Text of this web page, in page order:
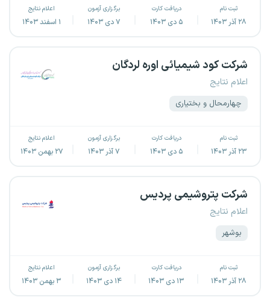
ثبت نام
۲۸ آذر ۱۴۰۳
دریافت کارت
۵ دی ۱۴۰۳
برگزاری آزمون
۷ دی ۱۴۰۳
اعلام نتایج
۱ اسفند ۱۴۰۳
شرکت کود شیمیائی اوره لردگان
اعلام نتایج
چهارمحال و بختیاری
ثبت نام
۲۳ آذر ۱۴۰۳
دریافت کارت
۵ دی ۱۴۰۳
برگزاری آزمون
۷ آذر ۱۴۰۳
اعلام نتایج
۲۷ بهمن ۱۴۰۳
شرکت پتروشیمی پردیس
اعلام نتایج
بوشهر
ثبت نام
۲۸ آذر ۱۴۰۳
دریافت کارت
۱۳ دی ۱۴۰۳
برگزاری آزمون
۱۴ دی ۱۴۰۳
اعلام نتایج
۳ بهمن ۱۴۰۳